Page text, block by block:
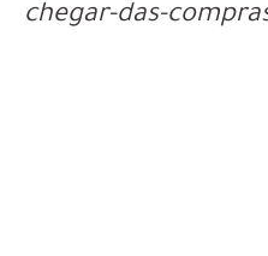
chegar-das-